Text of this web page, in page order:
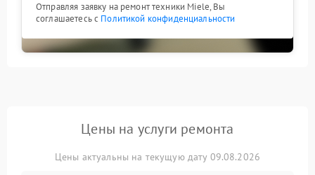
Отправляя заявку на ремонт техники Miele, Вы
соглашаетесь с Политикой конфиденциальности
Цены на услуги ремонта
Цены актуальны на текущую дату 09.08.2026